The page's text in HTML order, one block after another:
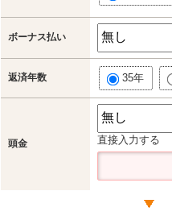
ボーナス払い
返済年数 35年
頭金 直接入力する